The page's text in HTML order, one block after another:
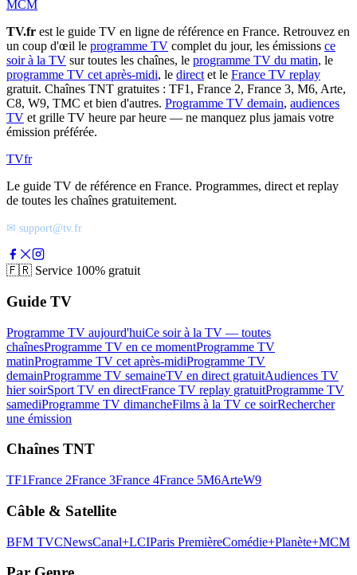
MCM
TV.fr est le guide TV en ligne de référence en France. Retrouvez en
un coup d'œil le programme TV complet du jour, les émissions ce
soir à la TV sur toutes les chaînes, le programme TV du matin, le
programme TV cet après-midi, le direct et le France TV replay
gratuit. Chaînes TNT gratuites : TF1, France 2, France 3, M6, Arte,
C8, W9, TMC et bien d'autres. Programme TV demain, audiences
TV et grille TV heure par heure — ne manquez plus jamais votre
émission préférée.
TVfr
Le guide TV de référence en France. Programmes, direct et replay
de toutes les chaînes gratuitement.
✉ support@tv.fr
🇫🇷 Service 100% gratuit
Guide TV
Programme TV aujourd'huiCe soir à la TV — toutes
chaînesProgramme TV en ce momentProgramme TV
matinProgramme TV cet après-midiProgramme TV
demainProgramme TV semaineTV en direct gratuitAudiences TV
hier soirSport TV en directFrance TV replay gratuitProgramme TV
samediProgramme TV dimancheFilms à la TV ce soirRechercher
une émission
Chaînes TNT
TF1France 2France 3France 4France 5M6ArteW9
Câble & Satellite
BFM TVCNewsCanal+LCIParis PremièreComédie+Planète+MCM